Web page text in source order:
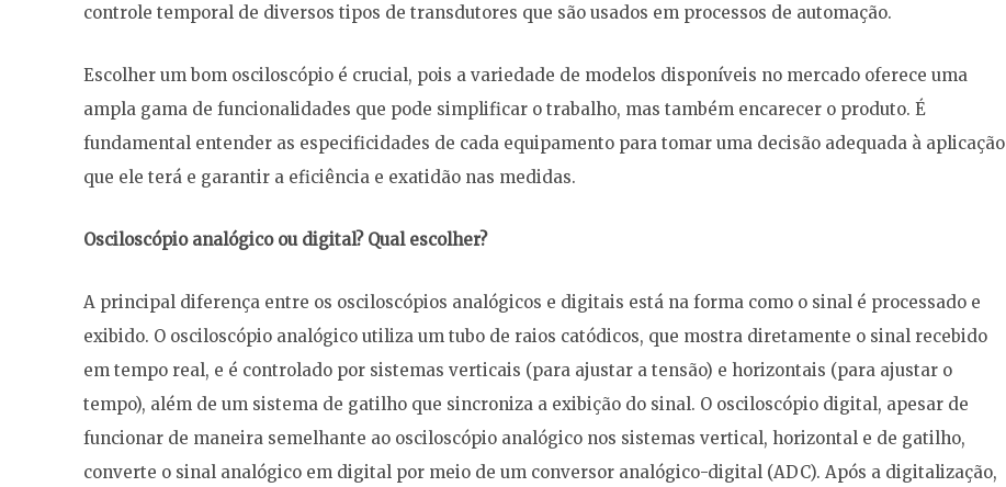
controle temporal de diversos tipos de transdutores que são usados em processos de automação.
Escolher um bom osciloscópio é crucial, pois a variedade de modelos disponíveis no mercado oferece uma
ampla gama de funcionalidades que pode simplificar o trabalho, mas também encarecer o produto. É
fundamental entender as especificidades de cada equipamento para tomar uma decisão adequada à aplicação
que ele terá e garantir a eficiência e exatidão nas medidas.
Osciloscópio analógico ou digital? Qual escolher?
A principal diferença entre os osciloscópios analógicos e digitais está na forma como o sinal é processado e
exibido. O osciloscópio analógico utiliza um tubo de raios catódicos, que mostra diretamente o sinal recebido
em tempo real, e é controlado por sistemas verticais (para ajustar a tensão) e horizontais (para ajustar o
tempo), além de um sistema de gatilho que sincroniza a exibição do sinal. O osciloscópio digital, apesar de
funcionar de maneira semelhante ao osciloscópio analógico nos sistemas vertical, horizontal e de gatilho,
converte o sinal analógico em digital por meio de um conversor analógico-digital (ADC). Após a digitalização,